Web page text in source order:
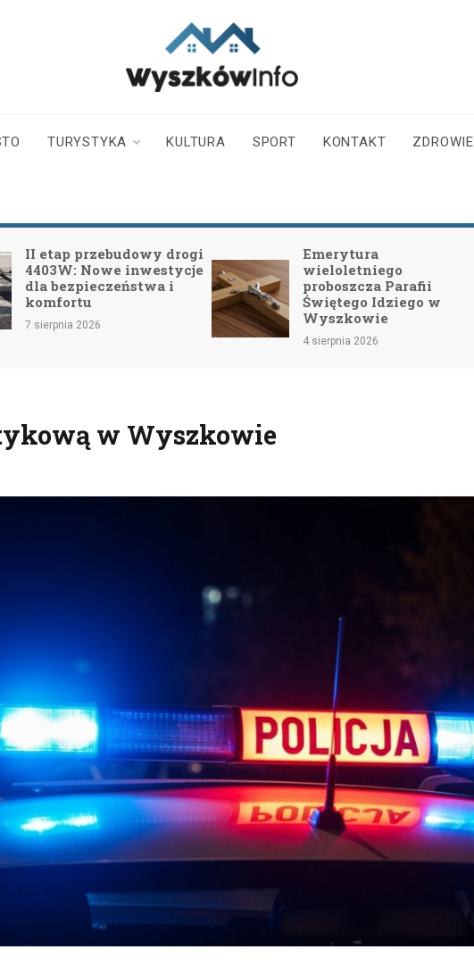
TURYSTYKA KULTURA SPORT KONTAKT ZDROWIE
etap przebudowy drogi
Nowe inwestycje
bezpieczeństwa i
sierpnia 2026
Emerytura
wieloletniego
proboszcza Parafii
Świętego Idziego w
Wyszkowie
4 sierpnia 2026
w Wyszkowie